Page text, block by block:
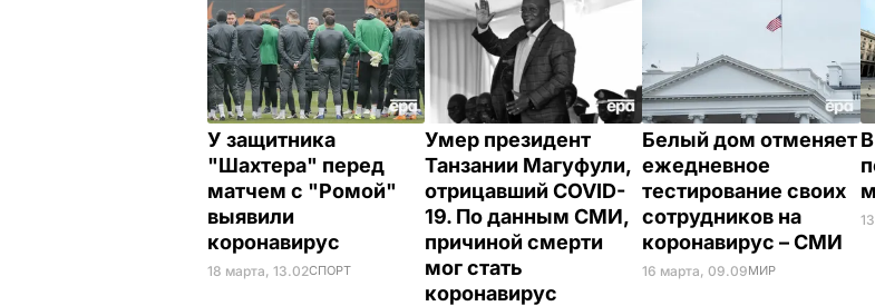
У защитника
"Шахтера" перед
матчем с "Ромой"
выявили
коронавирус
18 марта, 13.02СПОРТ
Умер президент
Танзании Магуфули,
отрицавший COVID-
19. По данным СМИ,
причиной смерти
мог стать
коронавирус
Белый дом отменяет
ежедневное
тестирование своих
сотрудников на
коронавирус – СМИ
16 марта, 09.09МИР